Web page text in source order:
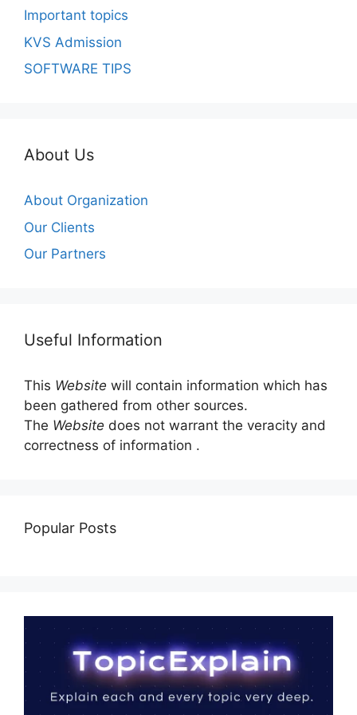
Important topics
KVS Admission
SOFTWARE TIPS
About Us
About Organization
Our Clients
Our Partners
Useful Information
This Website will contain information which has
been gathered from other sources.
The Website does not warrant the veracity and
correctness of information .
Popular Posts